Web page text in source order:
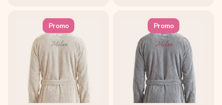
Promo Promo